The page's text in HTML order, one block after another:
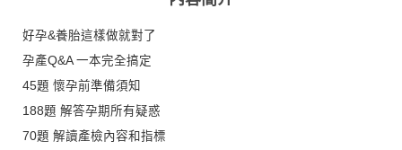
好孕&養胎這樣做就對了
孕產Q&A 一本完全搞定
45題 懷孕前準備須知
188題 解答孕期所有疑惑
70題 解讀產檢內容和指標